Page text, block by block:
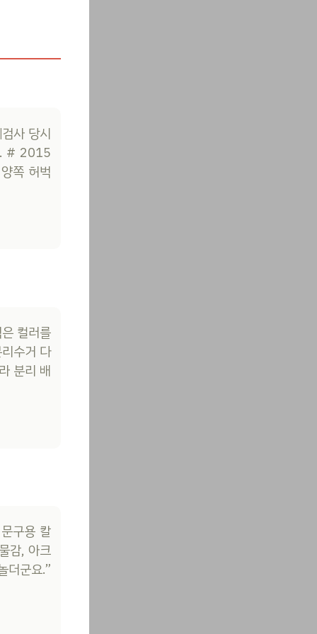
사 당시
. # 2015
쪽 허벅
컬러를
수거 다
분리 배
구용 칼
감, 아크
더군요.”